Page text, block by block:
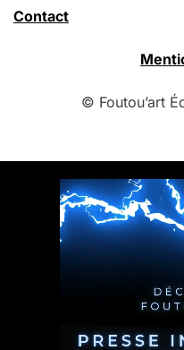
Contact
© Foutou’art